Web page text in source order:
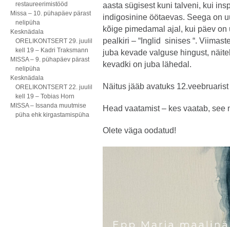
restaureerimistööd
Missa – 10. pühapäev pärast
nelipüha
Kesknädala
ORELIKONTSERT 29. juulil
kell 19 – Kadri Traksmann
MISSA – 9. pühapäev pärast
nelipüha
Kesknädala
ORELIKONTSERT 22. juulil
kell 19 – Tobias Horn
MISSA – Issanda muutmise
püha ehk kirgastamispüha
aasta sügisest kuni talveni, kui
indigosinine öötaevas. Seega on
kõige pimedamal ajal, kui päev
pealkiri – “Inglid sinises “.
juba kevade valguse hingust,
kevadki on juba lähedal.
Näitus jääb avatuks
Head vaatamist – kes vaatab,
Olete väga oodatud!